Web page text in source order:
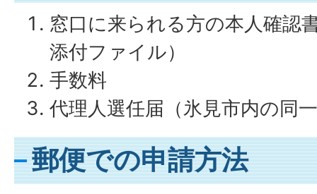
窓口に来られる方の本人確認
添付ファイル）
手数料
代理人選任届（氷見市内の同
郵便での申請方法